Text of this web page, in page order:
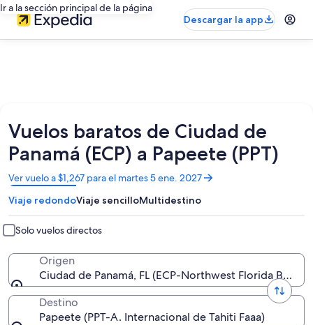
Ir a la sección principal de la página
Descargar la app
Vuelos baratos de Ciudad de
Panamá (ECP) a Papeete (PPT)
Ver vuelo a $1,267 para el martes 5 ene. 2027
Se
abrirá
en
una
nueva
ventana
Viaje redondoViaje sencilloMultidestino
Solo vuelos directos
Origen
Ciudad de Panamá, FL (ECP-Northwest Florida
Destino
Papeete (PPT-A. Internacional de Tahiti Faaa)